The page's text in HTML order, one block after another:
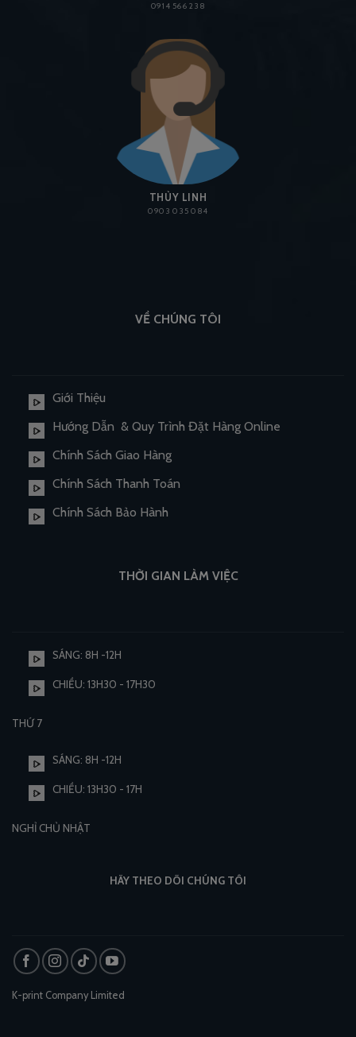
0914 566 238
THÙY LINH
0903 035 084
VỀ CHÚNG TÔI
Giới Thiệu
Hướng Dẫn & Quy Trình Đặt Hàng Online
Chính Sách Giao Hàng
Chính Sách Thanh Toán
Chính Sách Bảo Hành
THỜI GIAN LÀM VIỆC
SÁNG: 8H -12H
CHIỀU: 13H30 - 17H30
THỨ 7
SÁNG: 8H -12H
CHIỀU: 13H30 - 17H
NGHỈ CHỦ NHẬT
HÃY THEO DÕI CHÚNG TÔI
K-print Company Limited